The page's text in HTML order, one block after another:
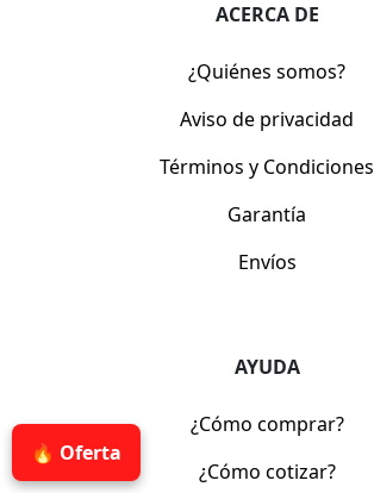
🔥 Oferta
ACERCA DE
¿Quiénes somos?
Aviso de privacidad
Términos y Condiciones
Garantía
Envíos
AYUDA
¿Cómo comprar?
¿Cómo cotizar?